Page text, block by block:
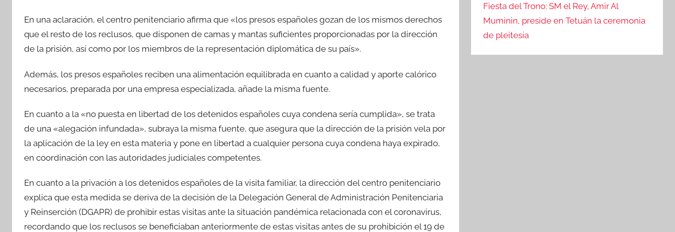
En una aclaración, el centro penitenciario afirma que «los presos españoles gozan de los mismos derechos
que el resto de los reclusos, que disponen de camas y mantas suficientes proporcionadas por la dirección
de la prisión, así como por los miembros de la representación diplomática de su país».
Además, los presos españoles reciben una alimentación equilibrada en cuanto a calidad y aporte calórico
necesarios, preparada por una empresa especializada, añade la misma fuente.
En cuanto a la «no puesta en libertad de los detenidos españoles cuya condena sería cumplida», se trata
de una «alegación infundada», subraya la misma fuente, que asegura que la dirección de la prisión vela por
la aplicación de la ley en esta materia y pone en libertad a cualquier persona cuya condena haya expirado,
en coordinación con las autoridades judiciales competentes.
En cuanto a la privación a los detenidos españoles de la visita familiar, la dirección del centro penitenciario
explica que esta medida se deriva de la decisión de la Delegación General de Administración Penitenciaria
y Reinserción (DGAPR) de prohibir estas visitas ante la situación pandémica relacionada con el coronavirus,
recordando que los reclusos se beneficiaban anteriormente de estas visitas antes de su prohibición el 19 de
Fiesta del Trono: SM el Rey, Amir Al
Muminin, preside en Tetuán la ceremonia
de pleitesía